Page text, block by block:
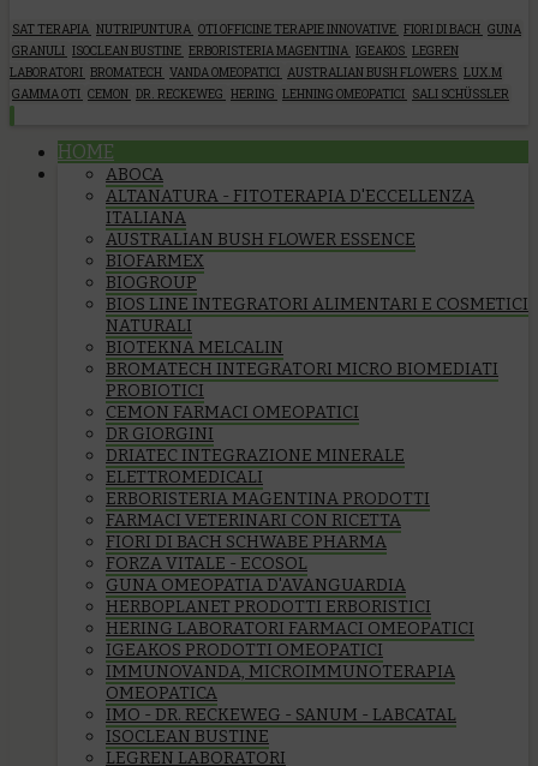
SAT TERAPIA NUTRIPUNTURA OTI OFFICINE TERAPIE INNOVATIVE FIORI DI BACH GUNA
GRANULI ISOCLEAN BUSTINE ERBORISTERIA MAGENTINA IGEAKOS LEGREN
LABORATORI BROMATECH VANDA OMEOPATICI AUSTRALIAN BUSH FLOWERS LUX.M
GAMMA OTI CEMON DR. RECKEWEG HERING LEHNING OMEOPATICI SALI SCHÜSSLER
HOME
ABOCA
ALTANATURA - FITOTERAPIA D'ECCELLENZA
ITALIANA
AUSTRALIAN BUSH FLOWER ESSENCE
BIOFARMEX
BIOGROUP
BIOS LINE INTEGRATORI ALIMENTARI E COSMETICI
NATURALI
BIOTEKNA MELCALIN
BROMATECH INTEGRATORI MICRO BIOMEDIATI
PROBIOTICI
CEMON FARMACI OMEOPATICI
DR GIORGINI
DRIATEC INTEGRAZIONE MINERALE
ELETTROMEDICALI
ERBORISTERIA MAGENTINA PRODOTTI
FARMACI VETERINARI CON RICETTA
FIORI DI BACH SCHWABE PHARMA
FORZA VITALE - ECOSOL
GUNA OMEOPATIA D'AVANGUARDIA
HERBOPLANET PRODOTTI ERBORISTICI
HERING LABORATORI FARMACI OMEOPATICI
IGEAKOS PRODOTTI OMEOPATICI
IMMUNOVANDA, MICROIMMUNOTERAPIA
OMEOPATICA
IMO - DR. RECKEWEG - SANUM - LABCATAL
ISOCLEAN BUSTINE
LEGREN LABORATORI